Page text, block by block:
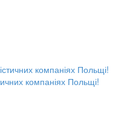
компаніях Польщі!